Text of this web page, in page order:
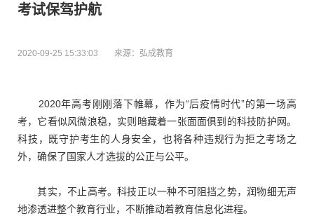
考试保驾护航
2020-09-25 15:33:03 来源：弘成教育
2020年高考刚刚落下帷幕，作为“后疫情时代”的第一场高
考，它看似风微浪稳，实则暗藏着一张面面俱到的科技防护网。
科技，既守护考生的人身安全，也将各种违规行为拒之考场之
外，确保了国家人才选拔的公正与公平。
其实，不止高考。科技正以一种不可阻挡之势，润物细无声
地渗透进整个教育行业，不断推动着教育信息化进程。